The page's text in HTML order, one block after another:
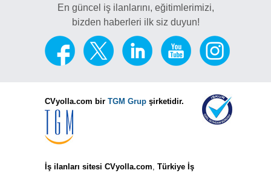
En güncel iş ilanlarını, eğitimlerimizi,
bizden haberleri ilk siz duyun!
CVyolla.com bir TGM Grup şirketidir.
İş ilanları sitesi CVyolla.com, Türkiye İş